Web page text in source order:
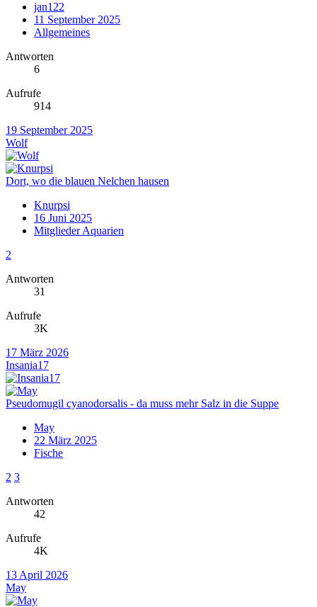
jan122
11 September 2025
Allgemeines
Antworten
6
Aufrufe
914
19 September 2025
Wolf
Dort, wo die blauen Nelchen hausen
Knurpsi
16 Juni 2025
Mitglieder Aquarien
2
Antworten
31
Aufrufe
3K
17 März 2026
Insania17
Pseudomugil cyanodorsalis - da muss mehr Salz in die Suppe
May
22 März 2025
Fische
2 3
Antworten
42
Aufrufe
4K
13 April 2026
May